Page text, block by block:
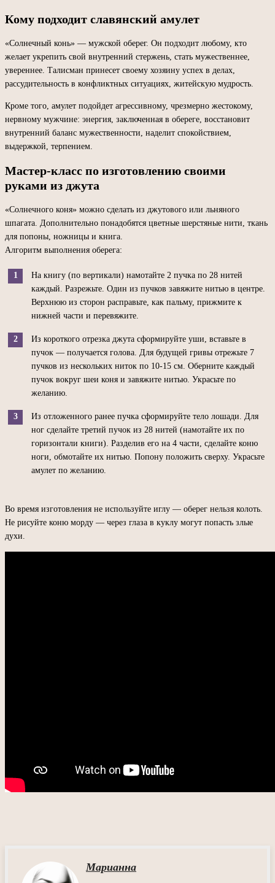
Кому подходит славянский амулет
«Солнечный конь» — мужской оберег. Он подходит любому, кто
желает укрепить свой внутренний стержень, стать мужественнее,
увереннее. Талисман принесет своему хозяину успех в делах,
рассудительность в конфликтных ситуациях, житейскую мудрость.
Кроме того, амулет подойдет агрессивному, чрезмерно жестокому,
нервному мужчине: энергия, заключенная в обереге, восстановит
внутренний баланс мужественности, наделит спокойствием,
выдержкой, терпением.
Мастер-класс по изготовлению своими
руками из джута
«Солнечного коня» можно сделать из джутового или льняного
шпагата. Дополнительно понадобятся цветные шерстяные нити, ткань
для попоны, ножницы и книга.
Алгоритм выполнения оберега:
На книгу (по вертикали) намотайте 2 пучка по 28 нитей
каждый. Разрежьте. Один из пучков завяжите нитью в центре.
Верхнюю из сторон расправьте, как пальму, прижмите к
нижней части и перевяжите.
Из короткого отрезка джута сформируйте уши, вставьте в
пучок — получается голова. Для будущей гривы отрежьте 7
пучков из нескольких ниток по 10-15 см. Оберните каждый
пучок вокруг шеи коня и завяжите нитью. Украсьте по
желанию.
Из отложенного ранее пучка сформируйте тело лошади. Для
ног сделайте третий пучок из 28 нитей (намотайте их по
горизонтали книги). Разделив его на 4 части, сделайте коню
ноги, обмотайте их нитью. Попону положить сверху. Украсьте
амулет по желанию.
Во время изготовления не используйте иглу — оберег нельзя колоть.
Не рисуйте коню морду — через глаза в куклу могут попасть злые
духи.
Марианна